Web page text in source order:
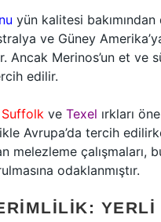
yün kalitesi
ve Güney
Ancak Merinos’un et
edilir.
Suffolk ve Texel ırkları
Avrupa’da tercih
melezleme
odaklanmıştır.